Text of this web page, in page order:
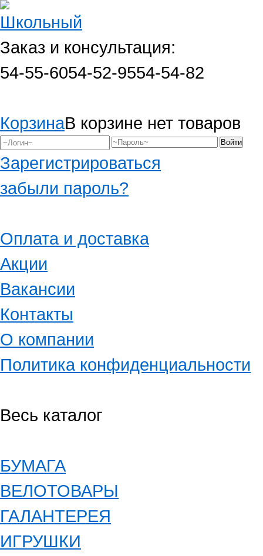
Заказ и консультация:
54-55-6054-52-9554-54-82
КорзинаВ корзине нет товаров
Зарегистрироваться
забыли пароль?
Оплата и доставка
Акции
Вакансии
Контакты
О компании
Политика конфиденциальности
Весь каталог
БУМАГА
ВЕЛОТОВАРЫ
ГАЛАНТЕРЕЯ
ИГРУШКИ